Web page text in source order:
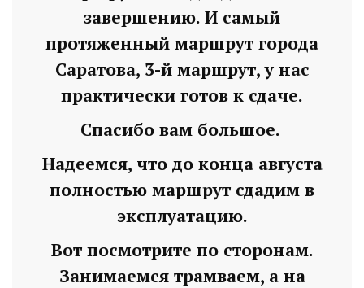
завершению. И самый
протяженный маршрут города
Саратова, 3-й маршрут, у нас
практически готов к сдаче.
Спасибо вам большое.
Надеемся, что до конца августа
полностью маршрут сдадим в
эксплуатацию.
Вот посмотрите по сторонам.
Занимаемся трамваем, а на
Володин: 31 августа
РАБОТЫ БУДУТ
ЗАВЕРШЕНЫ
4 дня назад
Подробности в статье!